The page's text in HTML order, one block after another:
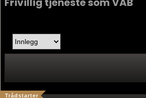
Trådstarter